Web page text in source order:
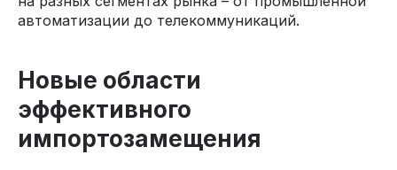
автоматизации до телекоммуникаций.
Новые области
эффективного
импортозамещения